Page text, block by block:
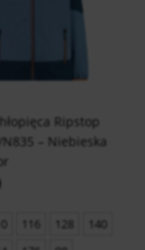
Ripstop
N835 – Niebieska
116 128
140